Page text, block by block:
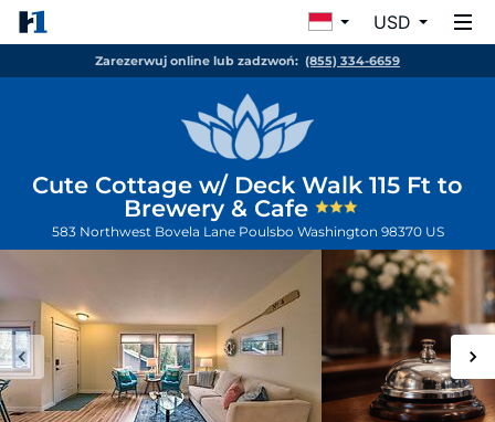
USD
Zarezerwuj online lub zadzwoń: (855) 334-6659
Cute Cottage w/ Deck Walk 115 Ft to
Brewery & Cafe
583 Northwest Bovela Lane Poulsbo Washington 98370 US